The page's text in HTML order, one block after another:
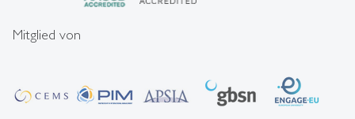
Mitglied von